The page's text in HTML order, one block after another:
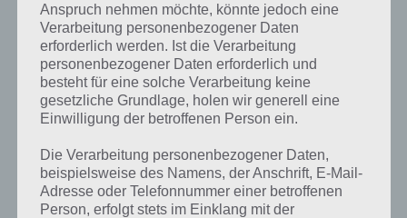
Anspruch nehmen möchte, könnte jedoch eine
Verarbeitung personenbezogener Daten
erforderlich werden. Ist die Verarbeitung
personenbezogener Daten erforderlich und
besteht für eine solche Verarbeitung keine
gesetzliche Grundlage, holen wir generell eine
Einwilligung der betroffenen Person ein.
Die Verarbeitung personenbezogener Daten,
beispielsweise des Namens, der Anschrift, E-Mail-
Adresse oder Telefonnummer einer betroffenen
Person, erfolgt stets im Einklang mit der